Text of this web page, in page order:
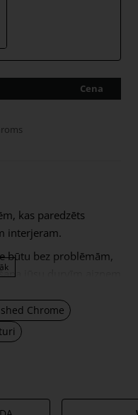
Cena
kas paredzēts
interjeram.
būtu bez problēmām,
jūsu durvīm aizņem
caurums Ø16
izmantoti papildus
Chrome